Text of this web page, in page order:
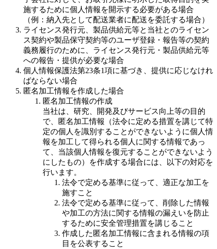
施するために個人情報を開示する必要がある場合
（例：納入先として配送業者に配送を委託する場合）
ライセンス発行元、製品供給元等と当社とのライセン
ス契約や製品保守契約等のユーザ登録・報告等の契約
義務履行のために、ライセンス発行元・製品供給元等
への報告・提供が必要な場合
個人情報保護法第23条1項に基づき、提供に応じなけれ
ばならない場合
匿名加工情報を作成した場合
匿名加工情報の作成
当社は、研究、開発及びサービス向上等の目的
で、匿名加工情報（法令に定める措置を講じて特
定の個人を識別することができないように個人情
報を加工して得られる個人に関する情報であっ
て、当該個人情報を復元することができないよう
にしたもの）を作成する場合には、以下の対応を
行います。
法令で定める基準に従って、適正な加工を
施すこと
法令で定める基準に従って、削除した情報
や加工の方法に関する情報の漏えいを防止
するために安全管理措置を講じること
作成した匿名加工情報に含まれる情報の項
目を公表すること